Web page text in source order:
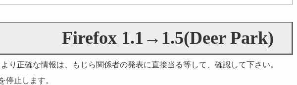
Firefox 1.1→1.5(Deer Park)
正確な情報は、もじら関係者の発表に直接当る等して、確認して下さい。
停止します。